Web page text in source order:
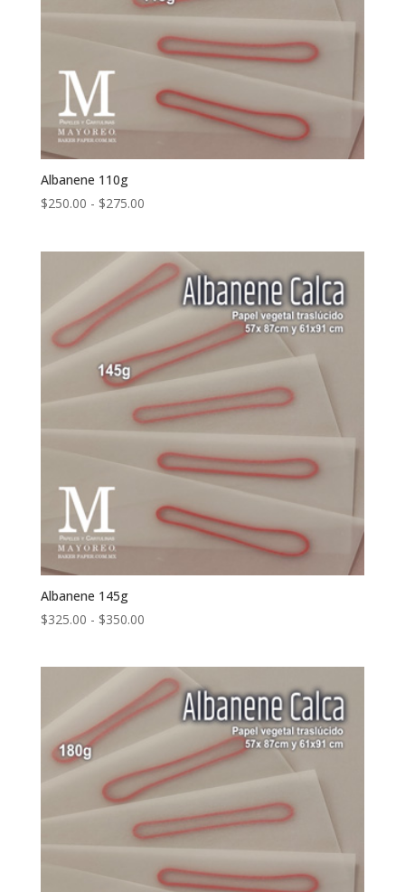
Albanene 110g
$250.00 - $275.00Rango
desde
$250.00
Albanene 145g
$325.00 - $350.00Rango
desde
$325.00